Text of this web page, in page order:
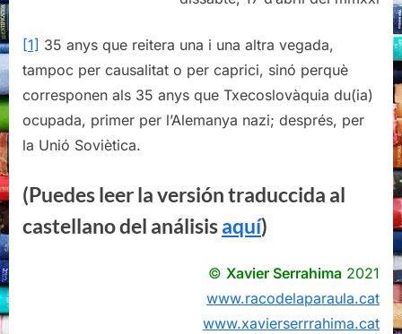
[1] 35 anys que reitera una i una altra vegada,
tampoc per causalitat o per caprici, sinó perquè
corresponen als 35 anys que Txecoslovàquia du(ia)
ocupada, primer per l’Alemanya nazi; després, per
la Unió Soviètica.
(Puedes leer la versión traduccida al
castellano del análisisaquí)
© Xavier Serrahima 2021
www.racodelaparaula.cat
www.xavierserrrahima.cat